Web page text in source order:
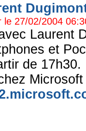
le 27/02/2004
Laurent
et
de